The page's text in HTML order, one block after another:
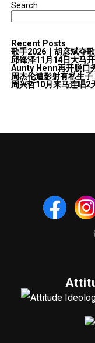
Search
Recent Posts
歌手2026｜胡彦斌夺
邱锋泽11月14日大马
Aunty Henn再开脱口
周杰伦遭影射有私生
周兴哲10月来马连唱2